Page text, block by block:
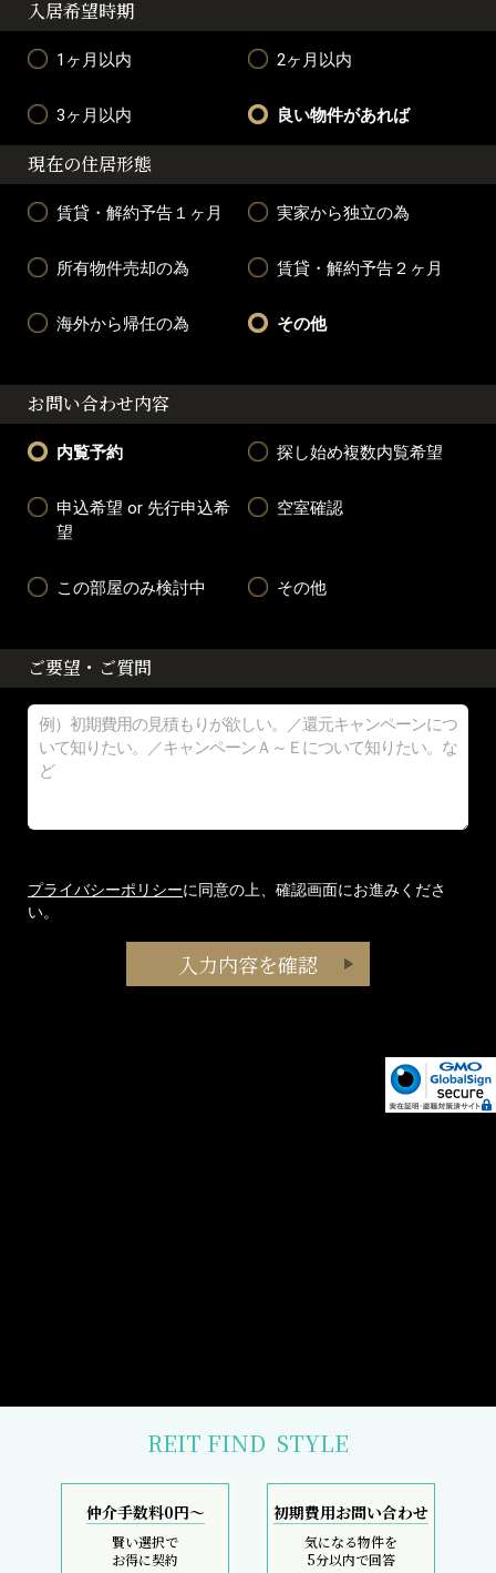
入居希望時期
1ヶ月以内 2ヶ月以内
3ヶ月以内 良い物件があれば
現在の住居形態
賃貸・解約予告１ヶ月 実家から独立の為
所有物件売却の為 賃貸・解約予告２ヶ月
海外から帰任の為 その他
お問い合わせ内容
内覧予約 探し始め複数内覧希望
申込希望 or 先行申込希
望
空室確認
この部屋のみ検討中 その他
ご要望・ご質問
プライバシーポリシーに同意の上、確認画面にお進みくださ
い。
REIT FIND STYLE
仲介手数料0円～
賢い選択で
お得に契約
初期費用お問い合わせ
気になる物件を
5分以内で回答